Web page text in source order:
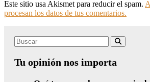
Este sitio usa Akismet para reducir el spam.
procesan los datos de tus comentarios.
Search
Tu opinión nos importa